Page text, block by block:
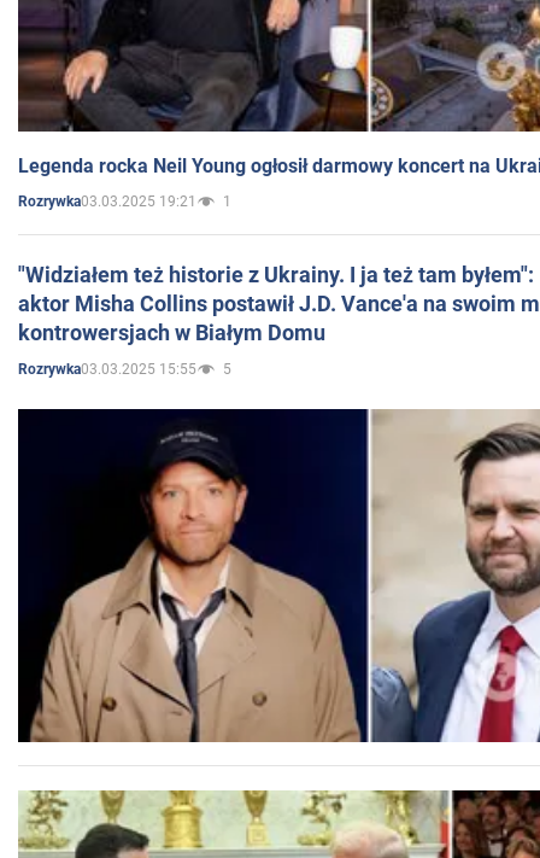
Legenda rocka Neil Young ogłosił darmowy koncert na
Rozrywka03.03.2025 19:21 1
"Widziałem też historie z Ukrainy. I ja też tam
aktor Misha Collins postawił J.D. Vance'a na swoim
kontrowersjach w Białym Domu
Rozrywka03.03.2025 15:55 5